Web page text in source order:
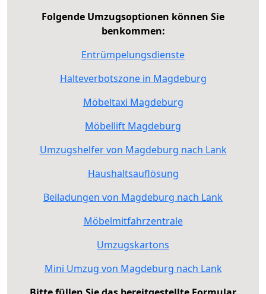
Folgende Umzugsoptionen können Sie
benkommen:
Entrümpelungsdienste
Halteverbotszone in Magdeburg
Möbeltaxi Magdeburg
Möbellift Magdeburg
Umzugshelfer von Magdeburg nach Lank
Haushaltsauflösung
Beiladungen von Magdeburg nach Lank
Möbelmitfahrzentrale
Umzugskartons
Mini Umzug von Magdeburg nach Lank